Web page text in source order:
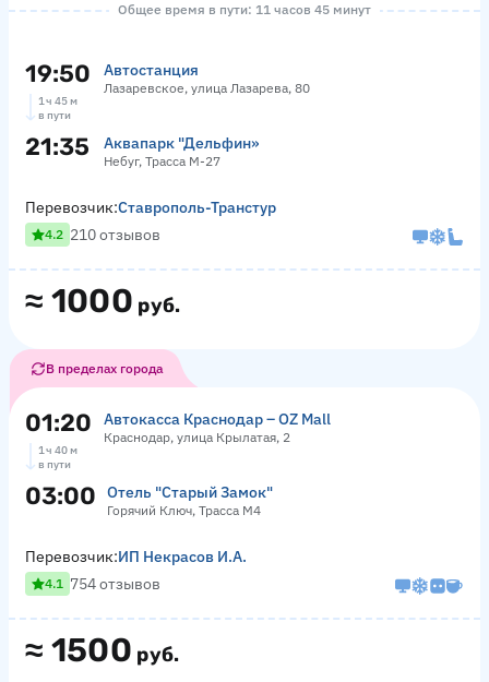
Общее время в пути: 11 часов 45 минут
19:50 Автостанция
Лазаревское, улица Лазарева, 80
1 ч 45 м
в пути
21:35 Аквапарк "Дельфин»
Небуг, Трасса М-27
≈ 1000 руб.
Перевозчик:Ставрополь-Транстур
4.2 210 отзывов
В пределах города
01:20 Автокасса Краснодар – OZ Mall
Краснодар, улица Крылатая, 2
1 ч 40 м
в пути
03:00 Отель "Старый Замок"
Горячий Ключ, Трасса М4
≈ 1500 руб.
Перевозчик:ИП Некрасов И.А.
4.1 754 отзывов